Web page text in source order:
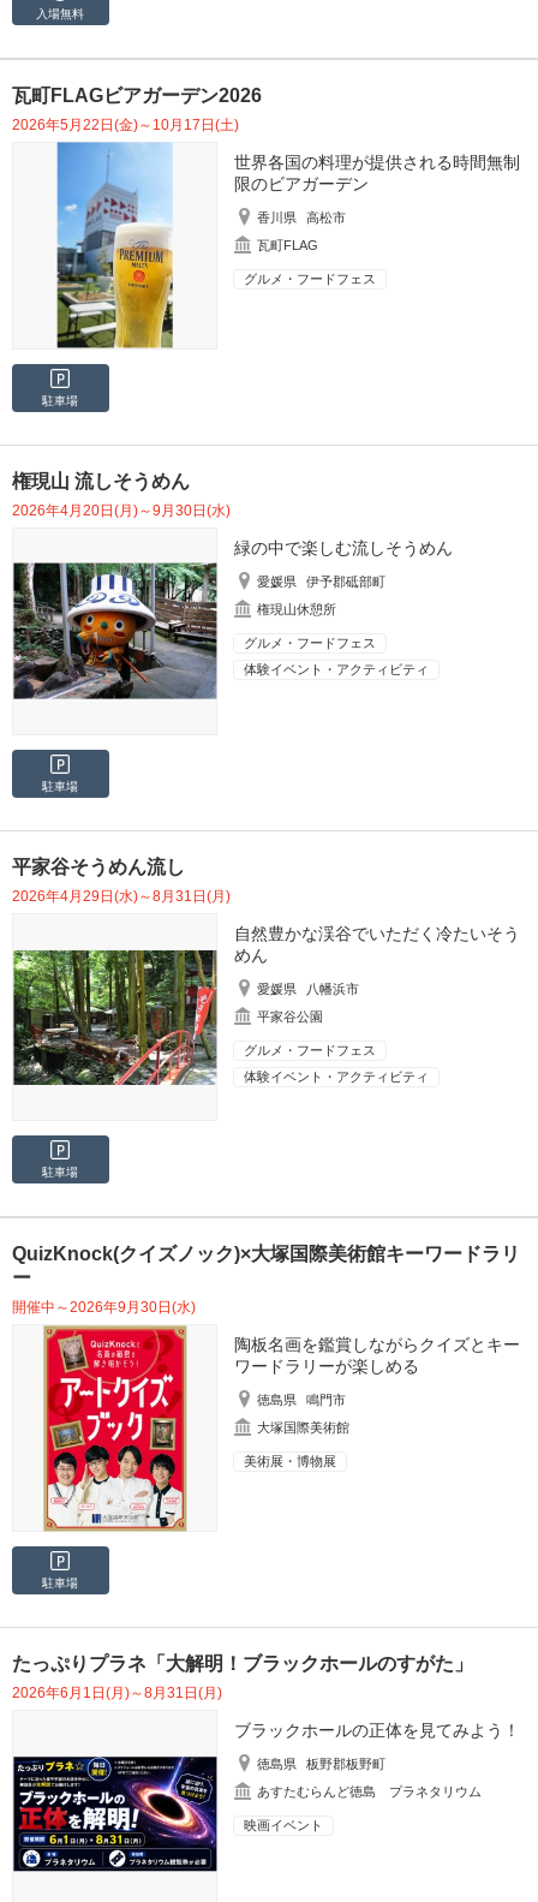
入場無料
瓦町FLAGビアガーデン2026
2026年5月22日(金)～10月17日(土)
世界各国の料理が提供される時間無制
限のビアガーデン
香川県
高松市
瓦町FLAG
グルメ・フードフェス
駐車場
権現山 流しそうめん
2026年4月20日(月)～9月30日(水)
緑の中で楽しむ流しそうめん
愛媛県
伊予郡砥部町
権現山休憩所
グルメ・フードフェス
体験イベント・アクティビティ
駐車場
平家谷そうめん流し
2026年4月29日(水)～8月31日(月)
自然豊かな渓谷でいただく冷たいそう
めん
愛媛県
八幡浜市
平家谷公園
グルメ・フードフェス
体験イベント・アクティビティ
駐車場
QuizKnock(クイズノック)×大塚国際美術館キーワードラリ
ー
開催中～2026年9月30日(水)
陶板名画を鑑賞しながらクイズとキー
ワードラリーが楽しめる
徳島県
鳴門市
大塚国際美術館
美術展・博物展
駐車場
たっぷりプラネ「大解明！ブラックホールのすがた」
2026年6月1日(月)～8月31日(月)
ブラックホールの正体を見てみよう！
徳島県
板野郡板野町
あすたむらんど徳島 プラネタリウム
映画イベント